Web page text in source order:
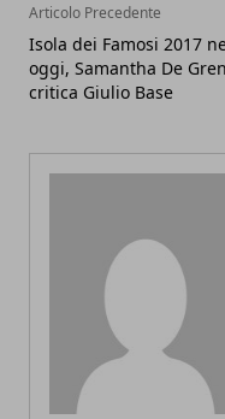
Articolo Precedente
Isola dei Famosi 2017
oggi, Samantha De
critica Giulio Base